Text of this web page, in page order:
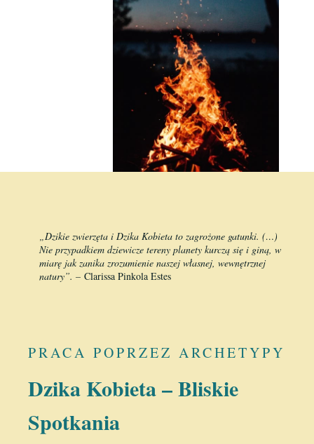
„Dzikie zwierzęta i Dzika Kobieta to zagrożone gatunki. (…)
Nie przypadkiem dziewicze tereny planety kurczą się i giną, w
miarę jak zanika zrozumienie naszej własnej, wewnętrznej
natury”. – Clarissa Pinkola Estes
PRACA POPRZEZ ARCHETYPY
Dzika Kobieta – Bliskie
Spotkania